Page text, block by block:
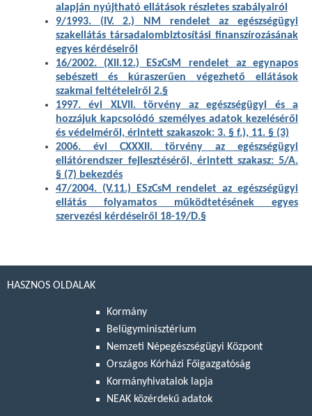
alapján nyújtható ellátások részletes szabályairól
9/1993. (IV. 2.) NM rendelet az egészségügyi
szakellátás társadalombiztosítási finanszírozásának
egyes kérdéseiről
16/2002. (XII.12.) ESzCsM rendelet az egynapos
sebészeti és kúraszerűen végezhető ellátások
szakmai feltételeiről 2.§
1997. évi XLVII. törvény az egészségügyi és a
hozzájuk kapcsolódó személyes adatok kezeléséről
és védelméről, érintett szakaszok: 3. § f.), 11. § (3)
2006. évi CXXXII. törvény az egészségügyi
ellátórendszer fejlesztéséről, érintett szakasz: 5/A.
§ (7) bekezdés
47/2004. (V.11.) ESzCsM rendelet az egészségügyi
ellátás folyamatos működtetésének egyes
szervezési kérdéseiről 18-19/D.§
HASZNOS OLDALAK
Kormány
Belügyminisztérium
Nemzeti Népegészségügyi Központ
Országos Kórházi Főigazgatóság
Kormányhivatalok lapja
NEAK közérdekű adatok